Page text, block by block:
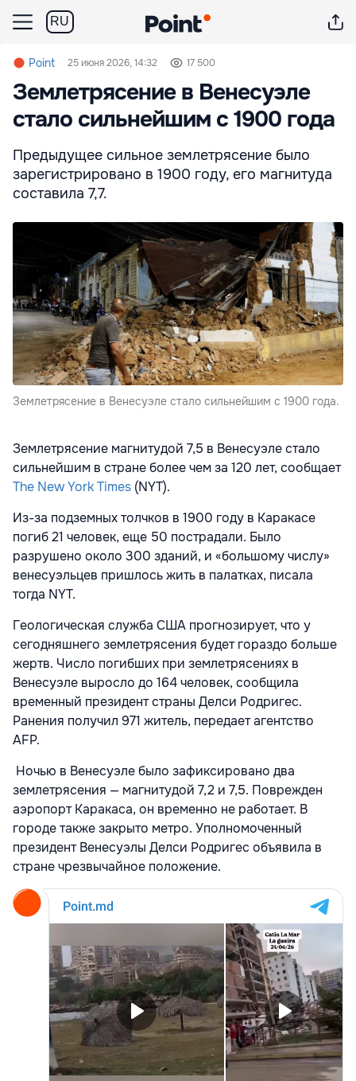
RU
Point 25 июня 2026, 14:32 17 500
Землетрясение в Венесуэле
стало сильнейшим с 1900 года
Предыдущее сильное землетрясение было
зарегистрировано в 1900 году, его магнитуда
составила 7,7.
Землетрясение в Венесуэле стало сильнейшим с 1900 года.
Землетрясение магнитудой 7,5 в Венесуэле стало
сильнейшим в стране более чем за 120 лет, сообщает
The New York Times (NYT).
Из-за подземных толчков в 1900 году в Каракасе
погиб 21 человек, еще 50 пострадали. Было
разрушено около 300 зданий, и «большому числу»
венесуэльцев пришлось жить в палатках, писала
тогда NYT.
Геологическая служба США прогнозирует, что у
сегодняшнего землетрясения будет гораздо больше
жертв. Число погибших при землетрясениях в
Венесуэле выросло до 164 человек, сообщила
временный президент страны Делси Родригес.
Ранения получил 971 житель, передает агентство
AFP.
Ночью в Венесуэле было зафиксировано два
землетрясения — магнитудой 7,2 и 7,5. Поврежден
аэропорт Каракаса, он временно не работает. В
городе также закрыто метро. Уполномоченный
президент Венесуэлы Делси Родригес объявила в
стране чрезвычайное положение.